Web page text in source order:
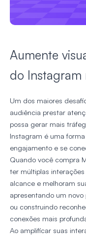
Aumente
do Instagram
Um dos maiores
audiência prestar
possa gerar mais
Instagram é uma
engajamento e se
Quando você compra
ter múltiplas
alcance e melhoram
apresentando um
ou construindo
conexões mais
Ao amplificar suas